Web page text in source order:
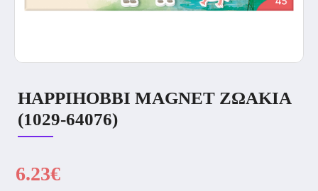
HAPPIHOBBI MAGNET ΖΩΑΚΙΑ
(1029-64076)
6.23€